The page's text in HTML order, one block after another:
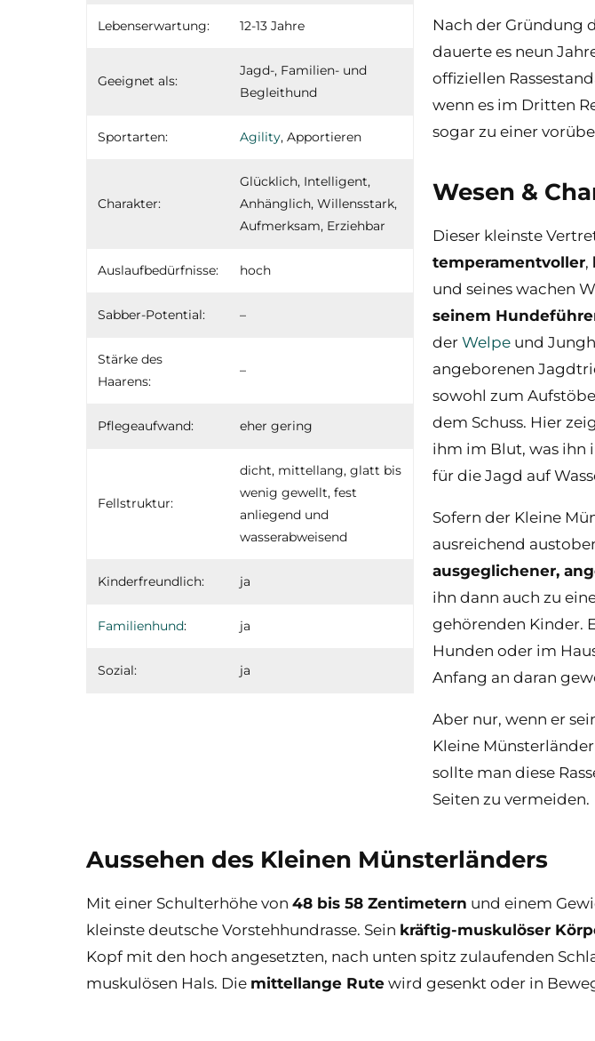
Lebenserwartung: 12-13 Jahre
Geeignet als:
Jagd-, Familien- und
Begleithund
Sportarten: Agility, Apportieren
Charakter:
Glücklich, Intelligent,
Anhänglich, Willensstark,
Aufmerksam, Erziehbar
Auslaufbedürfnisse: hoch
Sabber-Potential: –
Stärke des
Haarens:
–
Pflegeaufwand: eher gering
Fellstruktur:
dicht, mittellang, glatt bis
wenig gewellt, fest
anliegend und
wasserabweisend
Kinderfreundlich: ja
Familienhund: ja
Sozial: ja
Nach der Gründung
dauerte es neun
offiziellen
wenn es im Dritten
sogar zu einer
Wesen &
Dieser kleinste
temperamentvoller,
und seines wachen
seinem
der Welpeund
angeborenen
sowohl zum
dem Schuss. Hier
ihm im Blut, was ihn
für die Jagd auf
Sofern der Kleine
ausreichend
ausgeglichener,
ihn dann auch zu
gehörenden Kinder.
Hunden oder im
Anfang an daran
Aber nur, wenn er
Kleine
sollte man diese
Seiten zu vermeiden.
Aussehen des Kleinen Münsterländers
Mit einer Schulterhöhe von 48 bis 58 Zentimetern und einem
kleinste deutsche Vorstehhundrasse. Sein kräftig-muskulöser
Kopf mit den hoch angesetzten, nach unten spitz zulaufenden
muskulösen Hals. Die mittellange Rute wird gesenkt oder in